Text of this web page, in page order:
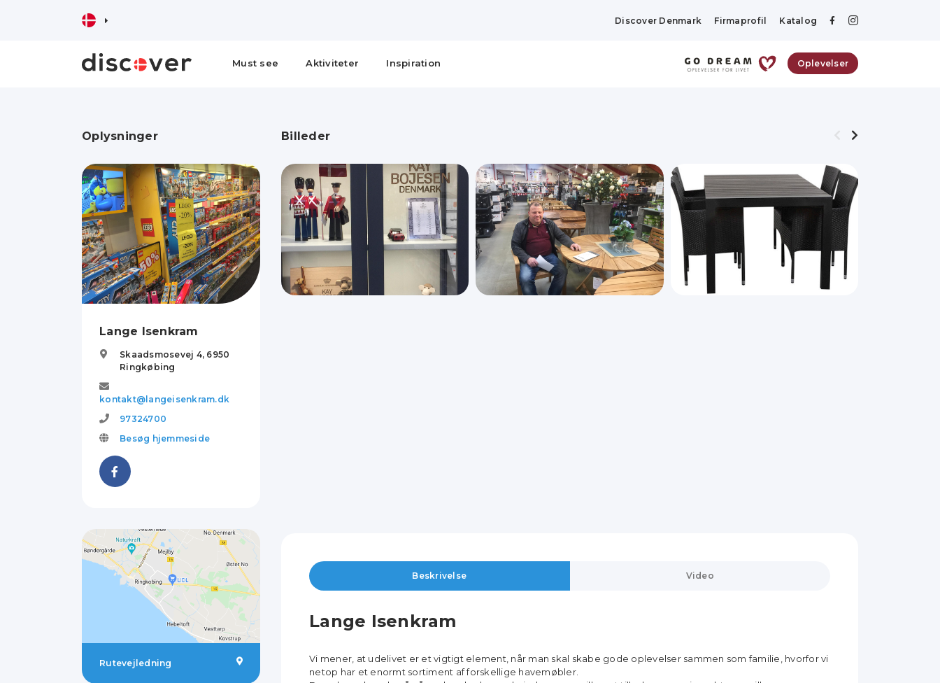
Discover Denmark Firmaprofil Katalog
Must see Aktiviteter Inspiration Oplevelser
Oplysninger
Lange Isenkram
Skaadsmosevej 4, 6950
Ringkøbing
kontakt@langeisenkram.dk
97324700
Besøg hjemmeside
Rutevejledning
Billeder
Beskrivelse Video
Lange Isenkram
Vi mener, at udelivet er et vigtigt element, når man skal skabe gode oplevelser sammen som familie, hvorfor vi
netop har et enormt sortiment af forskellige havemøbler.